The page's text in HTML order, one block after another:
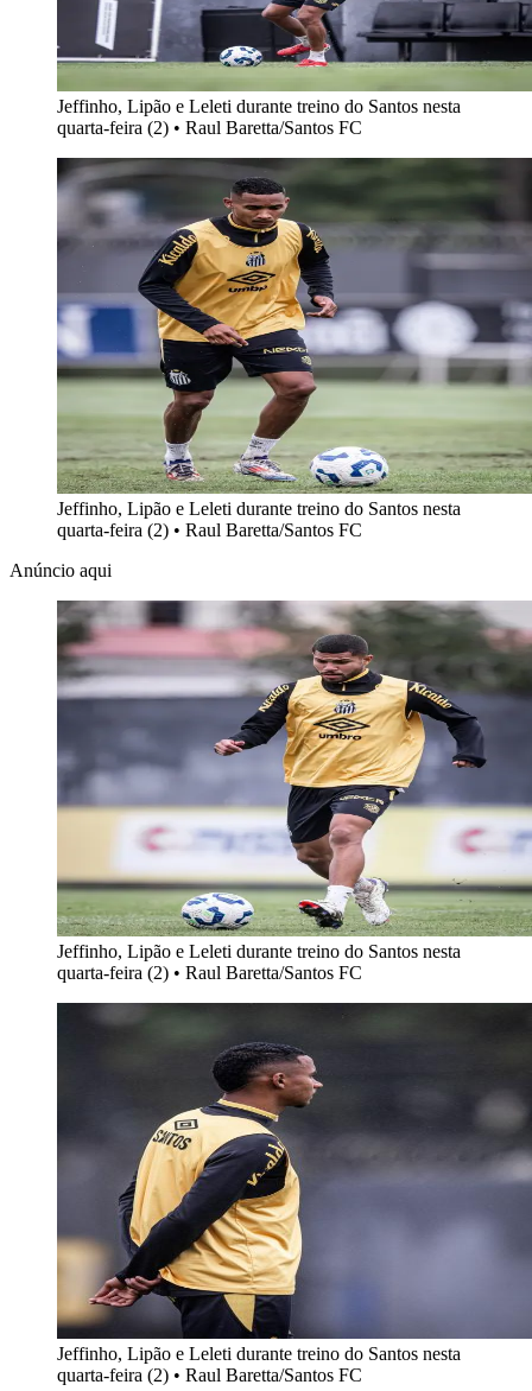
Jeffinho, Lipão e Leleti durante treino do Santos nesta
quarta-feira (2) • Raul Baretta/Santos FC
Jeffinho, Lipão e Leleti durante treino do Santos nesta
quarta-feira (2) • Raul Baretta/Santos FC
Anúncio aqui
Jeffinho, Lipão e Leleti durante treino do Santos nesta
quarta-feira (2) • Raul Baretta/Santos FC
Jeffinho, Lipão e Leleti durante treino do Santos nesta
quarta-feira (2) • Raul Baretta/Santos FC